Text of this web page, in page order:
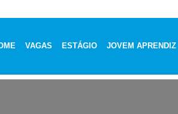
VAGAS ESTÁGIO JOVEM APRENDIZ